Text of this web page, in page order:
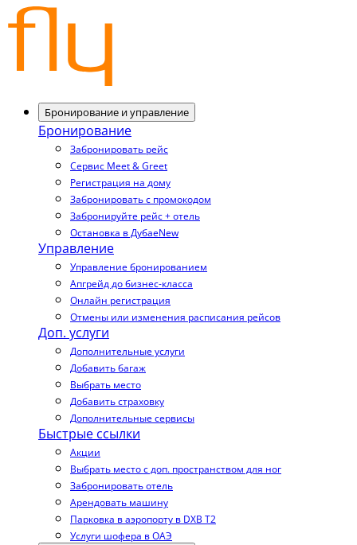
Бронирование и управление
Бронирование
Забронировать рейс
Сервис Meet & Greet
Регистрация на дому
Забронировать с промокодом
Забронируйте рейс + отель
Остановка в ДубаеNew
Управление
Управление бронированием
Апгрейд до бизнес-класса
Онлайн регистрация
Отмены или изменения расписания рейсов
Доп. услуги
Дополнительные услуги
Добавить багаж
Выбрать место
Добавить страховку
Дополнительные сервисы
Быстрые ссылки
Акции
Выбрать место с доп. пространством для ног
Забронировать отель
Арендовать машину
Парковка в аэропорту в DXB T2
Услуги шофера в ОАЭ